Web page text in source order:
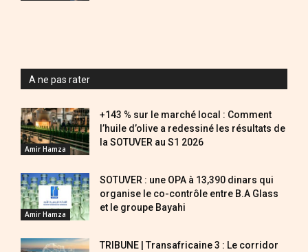
A ne pas rater
Amir Hamza
+143 % sur le marché local : Comment
l’huile d’olive a redessiné les résultats de
la SOTUVER au S1 2026
Amir Hamza
SOTUVER : une OPA à 13,390 dinars qui
organise le co-contrôle entre B.A Glass
et le groupe Bayahi
TRIBUNE | Transafricaine 3 : Le corridor